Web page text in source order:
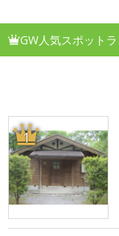
GW人気スポット
1